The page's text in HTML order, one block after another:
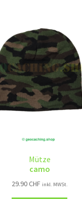
Mütze
camo
29.90CHF inkl. MWSt.